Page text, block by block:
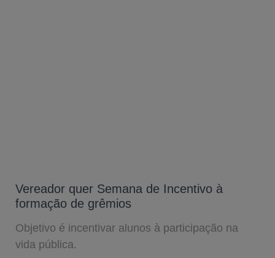
Vereador quer Semana de Incentivo à
formação de grêmios
Objetivo é incentivar alunos à participação na
vida pública.